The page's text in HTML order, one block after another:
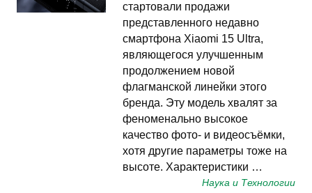
стартовали продажи
представленного недавно
смартфона Xiaomi 15 Ultra,
являющегося улучшенным
продолжением новой
флагманской линейки этого
бренда. Эту модель хвалят за
феноменально высокое
качество фото- и видеосъёмки,
хотя другие параметры тоже на
высоте. Характеристики …
Наука и Технологии